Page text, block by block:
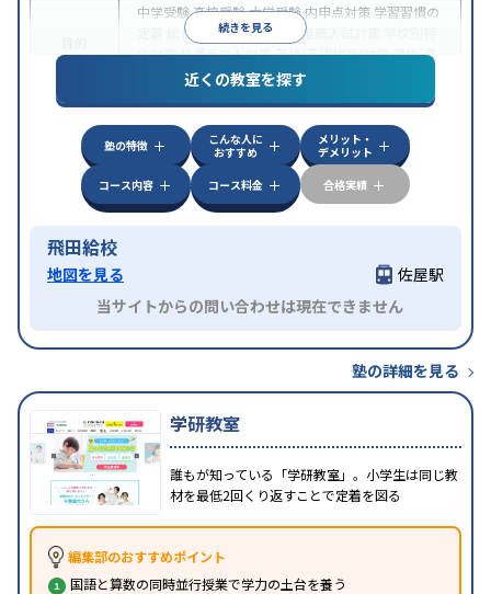
続きを見る
中学受験高校受験大学受験 内申点対策 学習習慣の
総合型選抜(旧AO)対策 推薦入試対策
化対策共通テスト対策英検(英語検定)対策漢検(漢
字検定)対策 英語・英会話特化対策
中高一貫校生に対応授業の振替可能不登校生に対
応1科目から受講可能季節講習のみの受講可
室あり
近くの教室を探す
塾の特徴
こんな人に
おすすめ
メリット・
デメリット
コース内容
コース料金 合格実績
飛田給校
地図を見る
佐屋駅
当サイトからの問い合わせは現在できません
塾の詳細を見る
学研教室
誰もが知っている「学研教室」。小学生は同じ教
材を最低2回くり返すことで定着を図る
編集部のおすすめポイント
国語と算数の同時並行授業で学力の土台を養う